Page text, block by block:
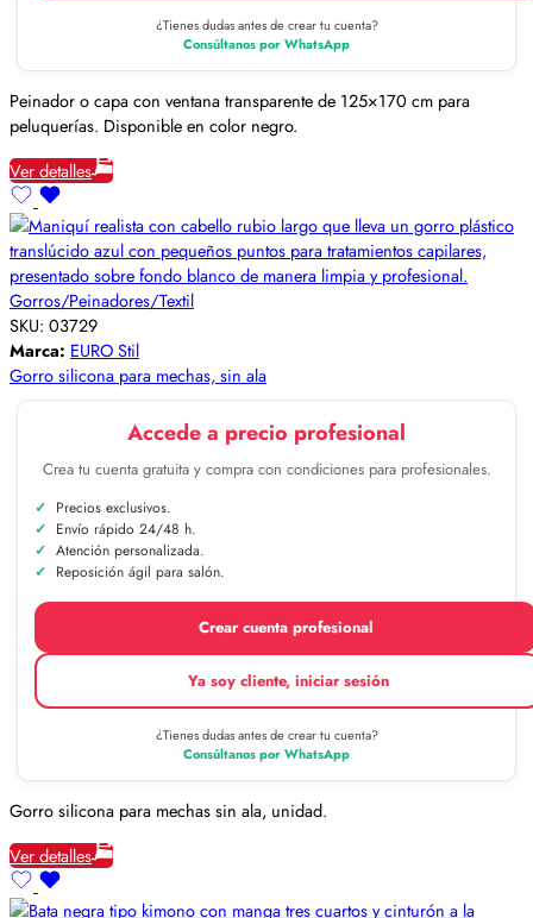
¿Tienes dudas antes de crear tu cuenta?
Consúltanos por WhatsApp
Peinador o capa con ventana transparente de 125×170 cm para
peluquerías. Disponible en color negro.
Ver detalles
Gorros/Peinadores/Textil
SKU: 03729
Marca: EURO Stil
Gorro silicona para mechas, sin ala
Accede a precio profesional
Crea tu cuenta gratuita y compra con condiciones para profesionales.
Precios exclusivos.
Envío rápido 24/48 h.
Atención personalizada.
Reposición ágil para salón.
Crear cuenta profesional
Ya soy cliente, iniciar sesión
¿Tienes dudas antes de crear tu cuenta?
Consúltanos por WhatsApp
Gorro silicona para mechas sin ala, unidad.
Ver detalles